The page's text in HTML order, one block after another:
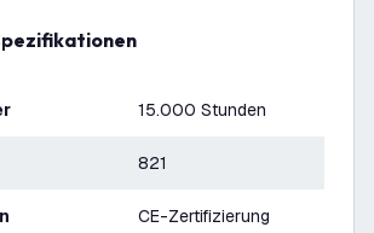
15.000 Stunden
821
CE-Zertifizierung